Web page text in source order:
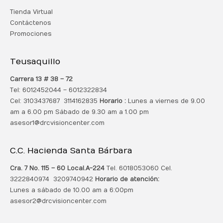
Tienda Virtual
Contáctenos
Promociones
Teusaquillo
Carrera 13 # 38 – 72
Tel: 6012452044 – 6012322834
Cel: 3103437687 3114162835 Horario : Lunes a viernes de 9.00
am a 6.00 pm Sábado de 9.30 am a 1.00 pm
asesor1@drcvisioncenter.com
C.C. Hacienda Santa Bárbara
Cra. 7 No. 115 – 60 Local.A-224 Tel. 6018053060 Cel.
3222840974 3209740942 Horario de atención:
Lunes a sábado de 10.00 am a 6:00pm
asesor2@drcvisioncenter.com